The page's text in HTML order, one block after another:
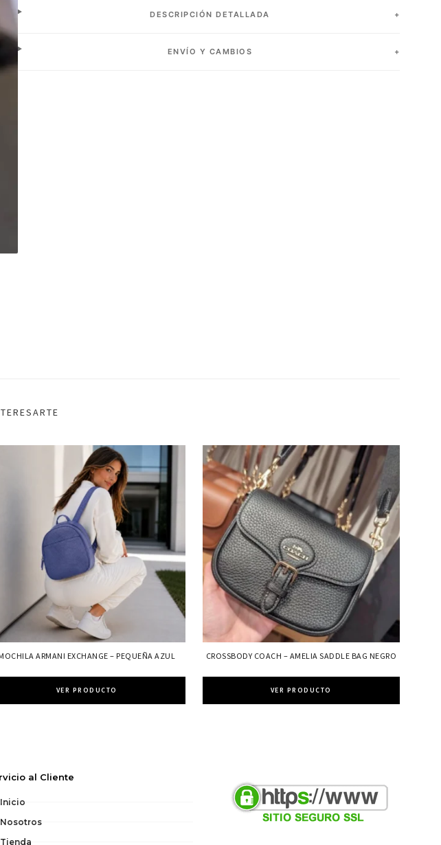
DESCRIPCIÓN DETALLADA
ENVÍO Y CAMBIOS
ARMANI EXCHANGE – PEQUEÑA AZUL
VER PRODUCTO
CROSSBODY COACH – AMELIA SADDLE BAG NEGRO
VER PRODUCTO
al Cliente
Inicio
Nosotros
Tienda